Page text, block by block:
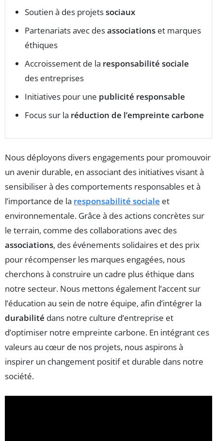
Soutien à des projetssociaux
Partenariats avec desassociations et marques
éthiques
Accroissement de la responsabilité sociale
des entreprises
Initiatives pour une publicité responsable
Focus sur la réduction de l’empreinte carbone
Nous déployons divers engagements pour promouvoir
un avenir durable, en associant des initiatives visant à
sensibiliser à des comportements responsables et à
l’importance de la responsabilité sociale et
environnementale. Grâce à des actions concrètes sur
le terrain, comme des collaborations avec des
associations, des événements solidaires et des prix
pour récompenser les marques engagées, nous
cherchons à construire un cadre plus éthique dans
notre secteur. Nous mettons également l’accent sur
l’éducation au sein de notre équipe, afin d’intégrer la
durabilité dans notre culture d’entreprise et
d’optimiser notre empreinte carbone. En intégrant ces
valeurs au cœur de nos projets, nous aspirons à
inspirer un changement positif et durable dans notre
société.